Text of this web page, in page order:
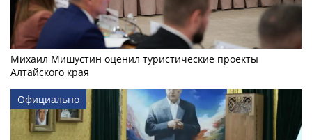
Михаил Мишустин оценил туристические проекты
Алтайского края
Официально